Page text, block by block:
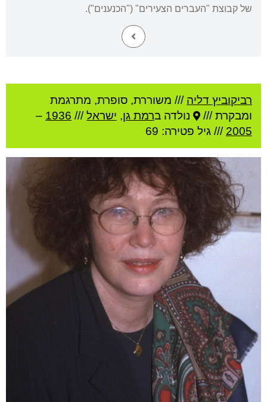
של קבוצת "העברים הצעירים" ("הכנענים").
רביקוביץ דליה /// משוררת, סופרת, מתרגמת
ומבקרת ///
נולדה ברמת גן, ישראל///
1936
–
2005 /// גיל פטירה: 69